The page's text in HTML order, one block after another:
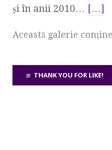
şi în anii 2010… […]
Această galerie
THANK YOU FOR LIKE!